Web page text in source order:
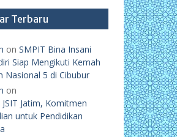
Terbaru
on SMPIT Bina Insani
Siap Mengikuti Kemah
Nasional 5 di Cibubur
on
Jatim, Komitmen
untuk Pendidikan